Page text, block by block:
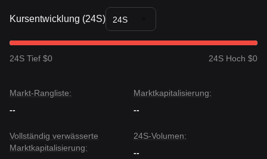
Kursentwicklung (24S) 24S
24S Tief $0 24S Hoch $0
Markt-Rangliste:
--
Marktkapitalisierung:
--
Vollständig verwässerte
Marktkapitalisierung:
24S-Volumen:
--